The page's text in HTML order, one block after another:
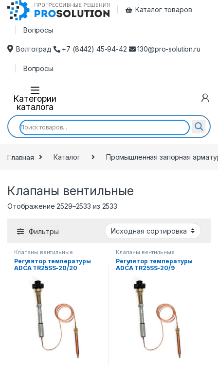
Каталог товаров
Вопросы
Волгоград +7 (8442) 45-94-42 130@pro-solution.ru
Вопросы
Категории
каталога
Главная Каталог Промышленная запорная
Клапаны вентильные
Отображение 2529–2533 из 2533
Фильтры
Клапаны вентильные
Регулятор температуры
ADCA TR25SS-20/20
Клапаны вентильные
Регулятор температуры
ADCA TR25SS-20/9